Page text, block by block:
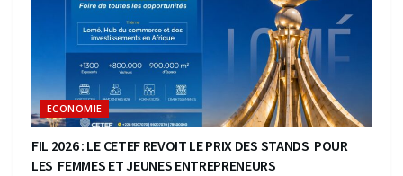
ECONOMIE
FIL 2026 : LE CETEF REVOIT LE PRIX DES STANDS POUR
LES FEMMES ET JEUNES ENTREPRENEURS